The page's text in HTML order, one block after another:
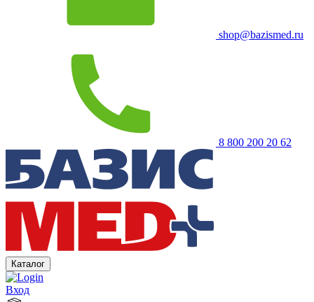
shop@bazismed.ru
8 800 200 20 62
Каталог
Вход